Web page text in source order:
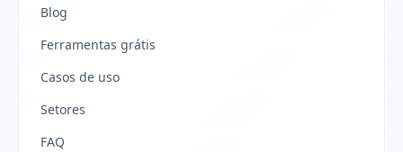
Blog
Ferramentas grátis
Casos de uso
Setores
FAQ